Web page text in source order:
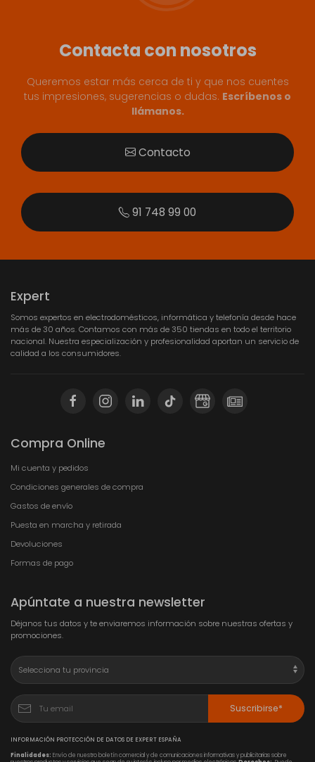
Contacta connosotros
Queremos estar más cerca de ti y que nos cuentes
tus impresiones, sugerencias o dudas. Escríbenos o
llámanos.
Contacto
91 748 99 00
Expert
Somos expertos en electrodomésticos, informática y telefonía desde hace
más de 30 años. Contamos con más de 350 tiendas en todo el territorio
nacional. Nuestra especialización y profesionalidad aportan un servicio de
calidad a los consumidores.
Compra Online
Mi cuenta y pedidos
Condiciones generales de compra
Gastos de envío
Puesta en marcha y retirada
Devoluciones
Formas de pago
Apúntate a nuestra newsletter
Déjanos tus datos y te enviaremos información sobre nuestras ofertas y
promociones.
Suscribirse*
INFORMACIÓN PROTECCIÓN DE DATOS DE EXPERT ESPAÑA
Finalidades: Envío de nuestro boletín comercial y de comunicaciones informativas y publicitarias sobre